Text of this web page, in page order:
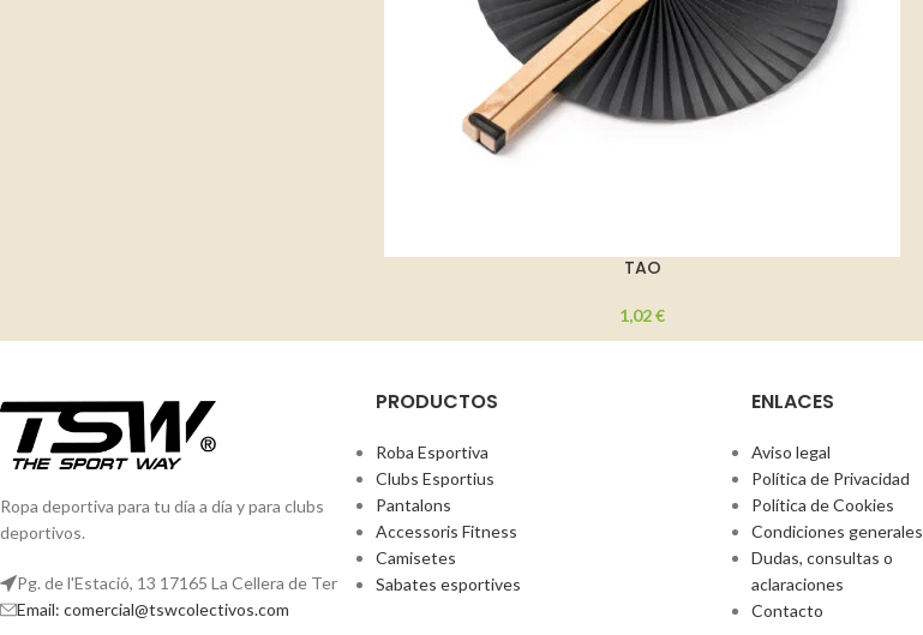
TAO
1,02€
Ropa deportiva para tu día a día y para clubs
deportivos.
Pg. de l'Estació, 13 17165 La Cellera de Ter
Email: comercial@tswcolectivos.com
PRODUCTOS
Roba Esportiva
Clubs Esportius
Pantalons
Accessoris Fitness
Camisetes
Sabates esportives
ENLACES
Aviso legal
Política de Privacidad
Política de Cookies
Condiciones generales
Dudas, consultas o
aclaraciones
Contacto